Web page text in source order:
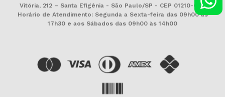
Vitória, 212 – Santa Efigênia - São Paulo/SP - CEP 01210-000
Horário de Atendimento: Segunda a Sexta-feira das 09h00 às
17h30 e aos Sábados das 09h00 às 14h00